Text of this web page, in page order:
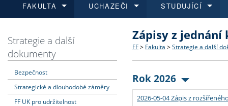
FAKULTA
Dozvědět se více
Struktura a historie
Strategie a další
Podpora a benefity pro
UCHAZEČI
Podat přihlášku
Co studovat a jak se
Učitelské studijní
Informace k průběhu
STUDUJÍCÍ
Dozvědět se více
Bakalářské a magisterské
Doktorské studium
Rigorózní řízení
Dozvědět se více
O vědě a výzkumu na FF
Akademické kvalifikace
Granty a projekty
Dozvědět se více
Aktuální nabídky a
Vyjíždějící studenti
Přijíždějící studenti
Strategie a další
dokumenty
Bezpečnost
Strategické a dlouhodobé záměry
FF UK pro udržitelnost
Zápisy z jednání
FF > Fakulta > Strategie a další
Rok 2026
2026-05-04 Zápis z